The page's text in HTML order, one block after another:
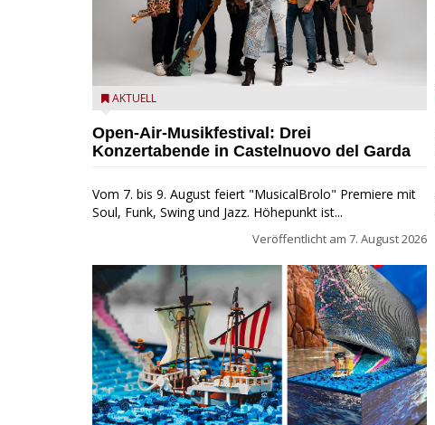
Castelnuovo del Garda: Die "Dirotta su Cuba" zu Gast
AKTUELL
Open-Air-Musikfestival: Drei
Konzertabende in Castelnuovo del Garda
Vom 7. bis 9. August feiert "MusicalBrolo" Premiere mit
Soul, Funk, Swing und Jazz. Höhepunkt ist...
Veröffentlicht am 7. August 2026